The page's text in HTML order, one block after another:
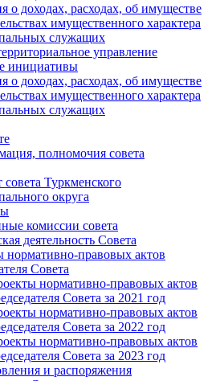
о доходах, расходах, об имуществе
имущественного характера
служащих
управление
инициативы
о доходах, расходах, об имуществе
имущественного характера
служащих
полномочия совета
совета Туркменского
округа
комиссии совета
деятельность Совета
нормативно-правовых актов
Cовета
нормативно-правовых актов
Cовета за 2021 год
нормативно-правовых актов
Cовета за 2022 год
нормативно-правовых актов
Cовета за 2023 год
и распоряжения